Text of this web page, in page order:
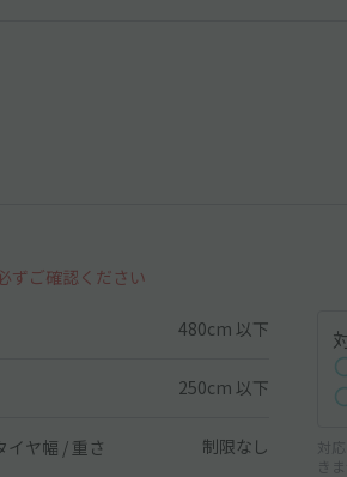
ずご確認ください
480cm 以下
250cm 以下
イヤ幅 / 重さ 制限なし
対
き